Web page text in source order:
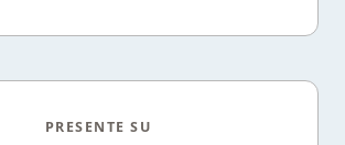
PRESENTE SU